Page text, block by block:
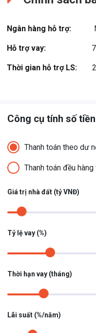
thứ hai của loại hình này trên
Ngân hàng hỗ trợ:
Hỗ trợ vay:
Thời gian hỗ trợ LS:
Công cụ tính số
Thanh toán theo dư
Thanh toán đều hàng
Giá trị nhà đất (tỷ VNĐ)
Tỷ lệ vay (%)
Thời hạn vay (tháng)
Lãi suất (%/năm)